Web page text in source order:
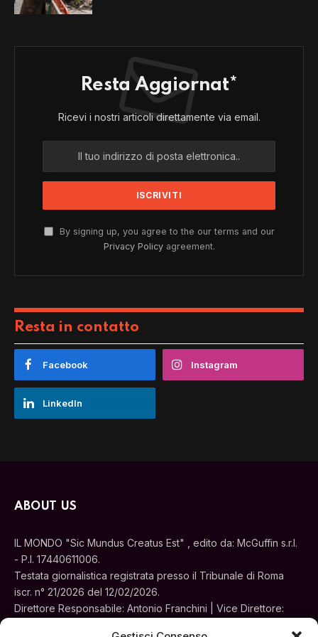
Resta Aggiornat*
Ricevi i nostri articoli direttamente via email.
By signing up, you agree to the our terms and our
Privacy Policyagreement.
Resta in contatto
Facebook Instagram
LinkedIn
ABOUT US
IL MONDO "Sic Mundus Creatus Est" , edito da: McGuffin s.r.l.
- P.I. 17440611006.
Testata giornalistica registrata presso il Tribunale di Roma
iscr. n° 21/2026 del 12/02/2026.
Direttore Responsabile: Antonio Franchini | Vice Direttore: